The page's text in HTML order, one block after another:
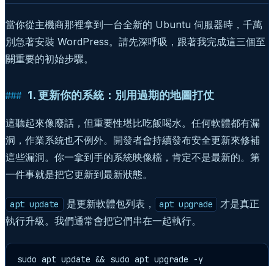
當你從主機商那裡拿到一台全新的 Ubuntu 伺服器時，千萬
別急著安裝 WordPress。請先深呼吸，跟著我完成這三個至
關重要的初始步驟。
1. 更新你的系統：別用過期的地圖打仗
這聽起來像廢話，但重要性堪比吃飯喝水。任何軟體都有漏
洞，作業系統也不例外。開發者會持續發布安全更新來修補
這些漏洞。你一拿到手的系統映像檔，肯定不是最新的。第
一件事就是把它更新到最新狀態。
apt update 是更新軟體包列表， apt upgrade
才是真正
執行升級。我們通常會把它們串在一起執行。
sudo apt update && sudo apt upgrade -y